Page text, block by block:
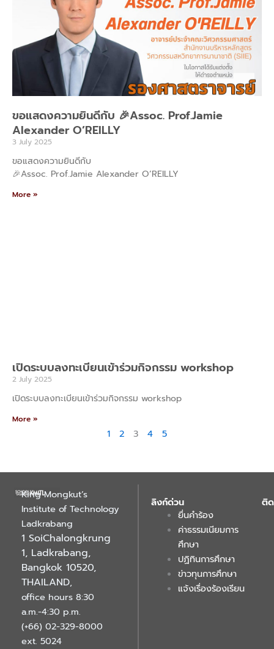
ขอแสดงความยินดีกับ 🎉Assoc. Prof.Jamie
Alexander O’REILLY
3 July 2025
ขอแสดงความยินดีกับ
🎉Assoc. Prof.Jamie Alexander O’REILLY
More »
เปิดระบบลงทะเบียนเข้าร่วมกิจกรรม workshop
2 July 2025
เปิดระบบลงทะเบียนเข้าร่วมกิจกรรม workshop
More »
1 2 3 4 5
King Mongkut’s
Institute of Technology
Ladkrabang
1 SoiChalongkrung
1, Ladkrabang,
Bangkok 10520,
THAILAND,
office hours 8:30
a.m.-4:30 p.m.
(+66) 02-329-8000
ext. 5024
ลิงก์ด่วน
ยื่นคำร้อง
ค่าธรรมเนียมการ
ศึกษา
ปฏิทินการศึกษา
ข่าวทุนการศึกษา
แจ้งเรื่องร้องเรียน
ติ